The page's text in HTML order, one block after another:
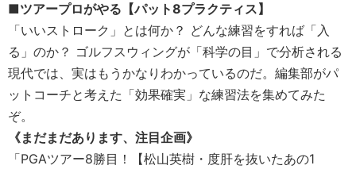
■ツアープロがやる【パット8プラクティス】
「いいストローク」とは何か？ どんな練習をすれば「入
る」のか？ ゴルフスウィングが「科学の目」で分析される
現代では、実はもうかなりわかっているのだ。編集部がパ
ットコーチと考えた「効果確実」な練習法を集めてみた
ぞ。
《まだまだあります、注目企画》
「PGAツアー8勝目！【松山英樹・度肝を抜いたあの1